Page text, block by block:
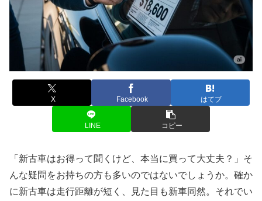
X Facebook はてブ
LINE コピー
「新古車はお得って聞くけど、本当に買って大丈夫？」そ
んな疑問をお持ちの方も多いのではないでしょうか。確か
に新古車は走行距離が短く、見た目も新車同然。それでい